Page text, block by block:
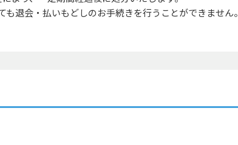
退会・払いもどしのお手続きを行うことができません。